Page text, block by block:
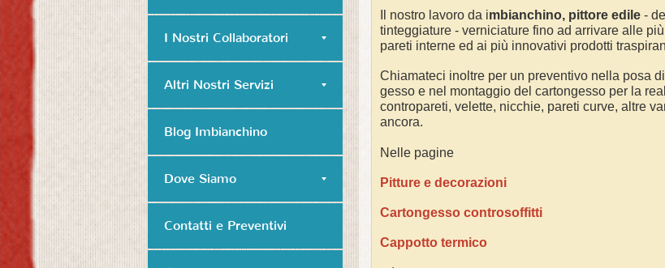
Il nostro lavoro da imbianchino, pittore edile -
tinteggiature - verniciature fino ad arrivare alle
pareti interne ed ai più innovativi prodotti
Chiamateci inoltre per un preventivo nella posa
gesso e nel montaggio del cartongesso per la
contropareti, velette, nicchie, pareti curve, altre
ancora.
Nelle pagine
Pitture e decorazioni
Cartongesso controsoffitti
Cappotto termico
I Nostri Collaboratori
Altri Nostri Servizi
Blog Imbianchino
Dove Siamo
Contatti e Preventivi